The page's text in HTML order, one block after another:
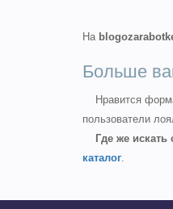
На
Больше
Нравится
пользователи
Где же
каталог.